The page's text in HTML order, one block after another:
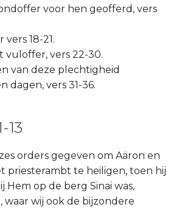
voor hen geofferd, vers
18-21.
vuloffer, vers 22-30.
van deze plechtigheid
dagen, vers 31-36.
13
orders gegeven om Aäron en
priesterambt te heiligen, toen hij
Hem op de berg Sinai was,
waar wij ook de bijzondere